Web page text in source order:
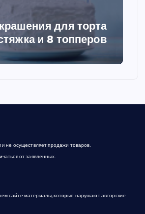
и
я
з
п
с
й
для торта
и 8 топперов
не осуществляет продажи товаров.
от заявленных.
сайте материалы, которые нарушают авторские